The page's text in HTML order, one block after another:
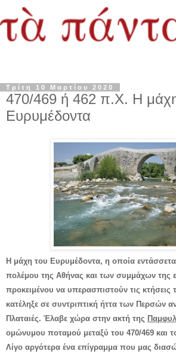
Τρίτη 10 Μαρτίου 2020
470/469 ή 462 π.Χ. Η
Ευρυμέδοντα
Η μάχη του Ευρυμέδοντα, η οποία
πολέμου της Αθήνας και των συμμάχων της
προκειμένου να υπερασπιστούν τις κτήσεις
κατέληξε σε συντριπτική ήττα των Περσών
Πλαταιές. Έλαβε χώρα στην ακτή της
ομώνυμου ποταμού μεταξύ του 470/469 και
Λίγο αργότερα ένα επίγραμμα που μας